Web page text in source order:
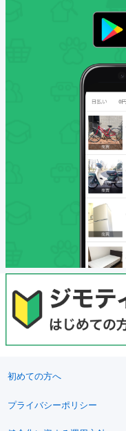
初めての方へ
プライバシーポリシー